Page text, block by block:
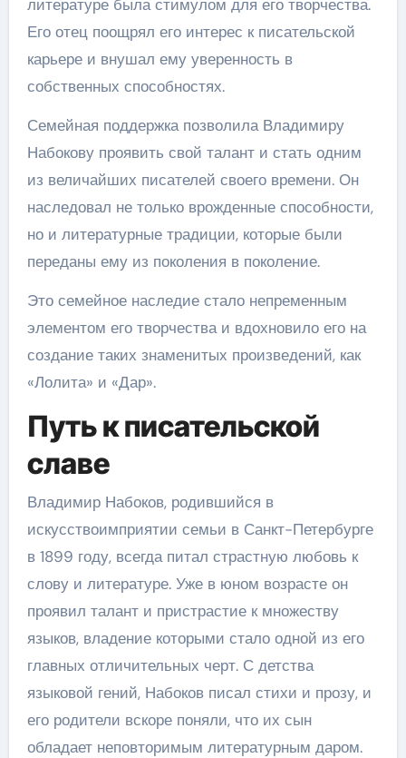
литературе была стимулом для его творчества.
Его отец поощрял его интерес к писательской
карьере и внушал ему уверенность в
собственных способностях.
Семейная поддержка позволила Владимиру
Набокову проявить свой талант и стать одним
из величайших писателей своего времени. Он
наследовал не только врожденные способности,
но и литературные традиции, которые были
переданы ему из поколения в поколение.
Это семейное наследие стало непременным
элементом его творчества и вдохновило его на
создание таких знаменитых произведений, как
«Лолита» и «Дар».
Путь к писательской
славе
Владимир Набоков, родившийся в
искусствоимприятии семьи в Санкт-Петербурге
в 1899 году, всегда питал страстную любовь к
слову и литературе. Уже в юном возрасте он
проявил талант и пристрастие к множеству
языков, владение которыми стало одной из его
главных отличительных черт. С детства
языковой гений, Набоков писал стихи и прозу, и
его родители вскоре поняли, что их сын
обладает неповторимым литературным даром.